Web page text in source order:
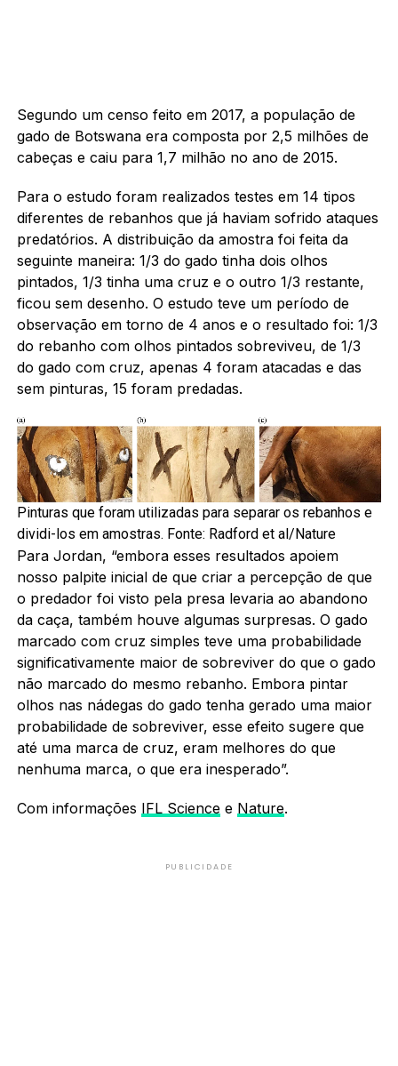
Segundo um censo feito em 2017, a população de
gado de Botswana era composta por 2,5 milhões de
cabeças e caiu para 1,7 milhão no ano de 2015.
Para o estudo foram realizados testes em 14 tipos
diferentes de rebanhos que já haviam sofrido ataques
predatórios. A distribuição da amostra foi feita da
seguinte maneira: 1/3 do gado tinha dois olhos
pintados, 1/3 tinha uma cruz e o outro 1/3 restante,
ficou sem desenho. O estudo teve um período de
observação em torno de 4 anos e o resultado foi: 1/3
do rebanho com olhos pintados sobreviveu, de 1/3
do gado com cruz, apenas 4 foram atacadas e das
sem pinturas, 15 foram predadas.
Pinturas que foram utilizadas para separar os rebanhos e
dividi-los em amostras. Fonte: Radford et al/Nature
Para Jordan, “embora esses resultados apoiem ​​
nosso palpite inicial de que criar a percepção de que
o predador foi visto pela presa levaria ao abandono
da caça, também houve algumas surpresas. O gado
marcado com cruz simples teve uma probabilidade
significativamente maior de sobreviver do que o gado
não marcado do mesmo rebanho. Embora pintar
olhos nas nádegas do gado tenha gerado uma maior
probabilidade de sobreviver, esse efeito sugere que
até uma marca de cruz, eram melhores do que
nenhuma marca, o que era inesperado”.
Com informações IFL Sciencee Nature.
PUBLICIDADE